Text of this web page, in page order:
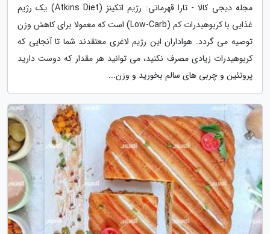
مجله دیجی کالا - تارا قهرمانی: رژیم اتکینز (Atkins Diet) یک رژیم
غذایی با کربوهیدرات کم (Low-Carb) است که معمولا برای کاهش وزن
توصیه می گردد. هواداران این رژیم لاغری معتقدند شما تا آنجایی که
کربوهیدرات زیادی مصرف نکنید، می توانید هر مقدار که دوست دارید
پروتئین و چربی های سالم بخورید و وزن...